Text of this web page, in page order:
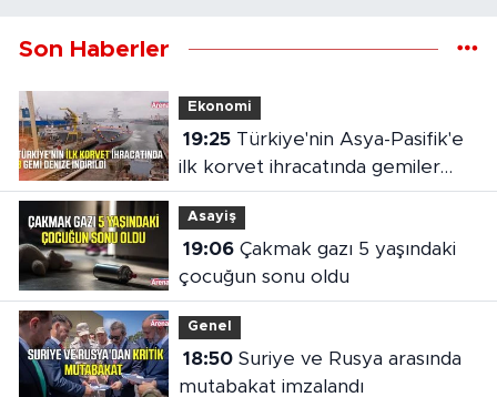
Son Haberler
Ekonomi
19:25Türkiye'nin Asya-Pasifik'e
ilk korvet ihracatında gemiler
denize indirildi
Asayiş
19:06Çakmak gazı 5 yaşındaki
çocuğun sonu oldu
Genel
18:50Suriye ve Rusya arasında
mutabakat imzalandı